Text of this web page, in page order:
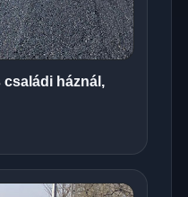
családi háznál,